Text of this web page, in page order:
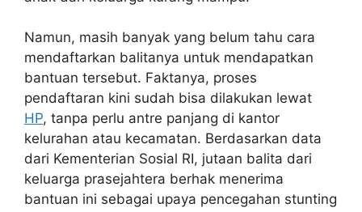
Namun, masih banyak yang belum tahu cara
mendaftarkan balitanya untuk mendapatkan
bantuan tersebut. Faktanya, proses
pendaftaran kini sudah bisa dilakukan lewat
HP, tanpa perlu antre panjang di kantor
kelurahan atau kecamatan. Berdasarkan data
dari Kementerian Sosial RI, jutaan balita dari
keluarga prasejahtera berhak menerima
bantuan ini sebagai upaya pencegahan stunting